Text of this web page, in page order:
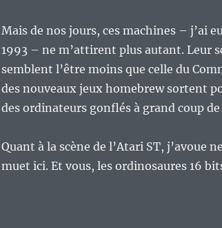
Mais de nos jours, ces machines – j’ai
1993 – ne m’attirent plus autant. Leur
semblent l’être moins que celle du
des nouveaux jeux homebrew sortent
des ordinateurs gonflés à grand coup
Quant à la scène de l’Atari ST, j’avoue
muet ici. Et vous, les ordinosaures 16